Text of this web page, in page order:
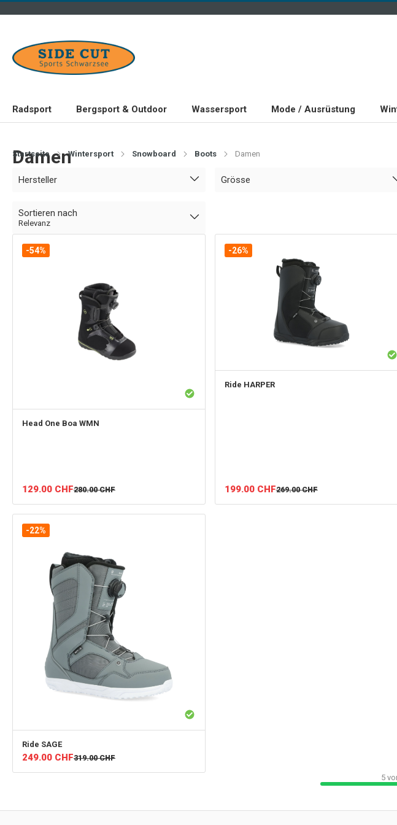
Radsport Bergsport & Outdoor Wassersport Mode / Ausrüstung
Startseite Wintersport Snowboard Boots Damen
Damen
Hersteller Grösse
Sortieren nach
Relevanz
-54%
Head One Boa WMN
129.00 CHF280.00 CHF
-26%
Ride HARPER
199.00 CHF269.00 CHF
-22%
Ride SAGE
249.00 CHF319.00 CHF
5